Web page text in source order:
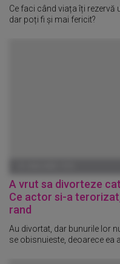
Ce faci când viața îți rezervă
dar poți fi și mai fericit?
A vrut sa divorteze
Ce actor si-a
rand
Au divortat, dar bunurile lor
se obisnuieste, deoarece ea